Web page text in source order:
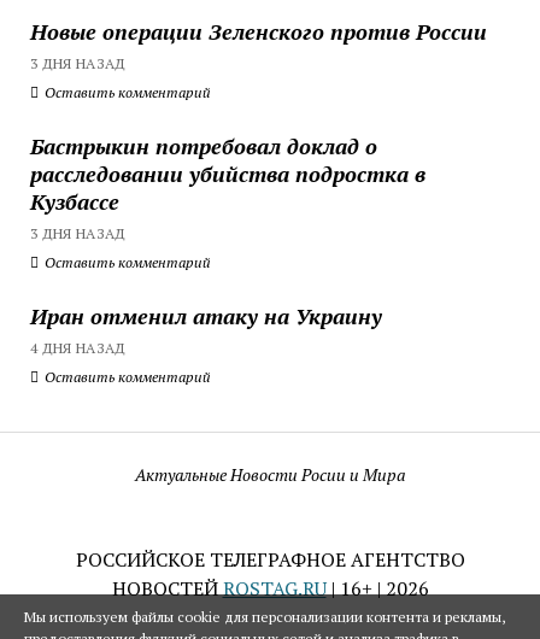
Новые операции Зеленского против России
3 ДНЯ НАЗАД
Оставить комментарий
Бастрыкин потребовал доклад о
расследовании убийства подростка в
Кузбассе
3 ДНЯ НАЗАД
Оставить комментарий
Иран отменил атаку на Украину
4 ДНЯ НАЗАД
Оставить комментарий
Актуальные Новости Росии и Мира
РОССИЙСКОЕ ТЕЛЕГРАФНОЕ АГЕНТСТВО
НОВОСТЕЙROSTAG.RU| 16+ | 2026
Мы используем файлы cookie для персонализации контента и рекламы,